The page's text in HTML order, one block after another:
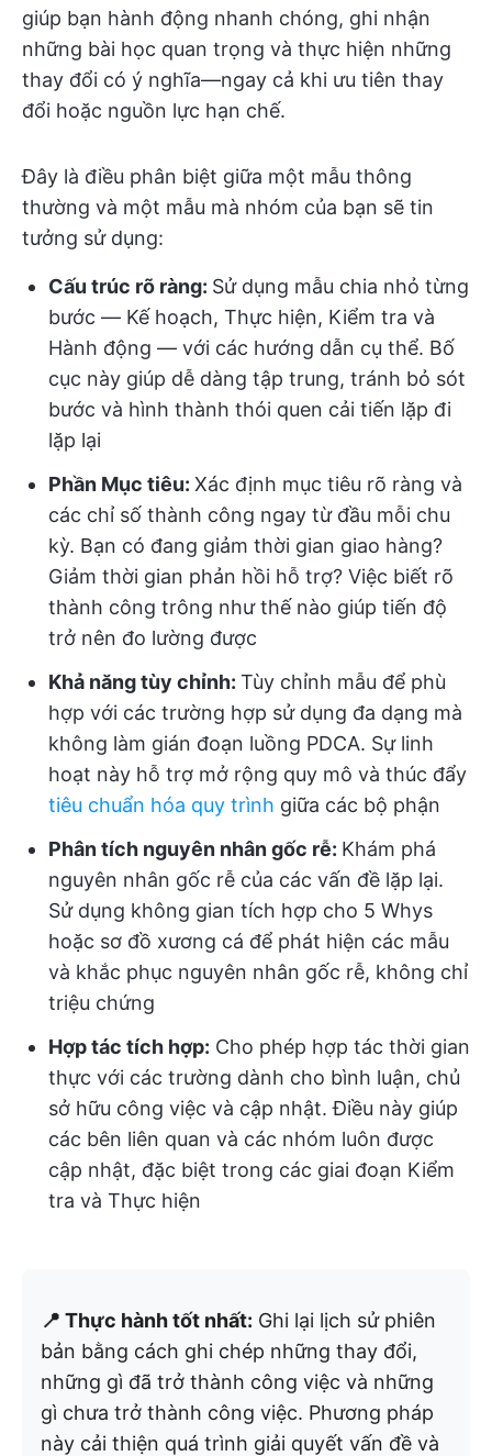
giúp bạn hành động nhanh chóng, ghi nhận
những bài học quan trọng và thực hiện những
thay đổi có ý nghĩa—ngay cả khi ưu tiên thay
đổi hoặc nguồn lực hạn chế.
Đây là điều phân biệt giữa một mẫu thông
thường và một mẫu mà nhóm của bạn sẽ tin
tưởng sử dụng:
Cấu trúc rõ ràng: Sử dụng mẫu chia nhỏ từng
bước — Kế hoạch, Thực hiện, Kiểm tra và
Hành động — với các hướng dẫn cụ thể. Bố
cục này giúp dễ dàng tập trung, tránh bỏ sót
bước và hình thành thói quen cải tiến lặp đi
lặp lại
Phần Mục tiêu: Xác định mục tiêu rõ ràng và
các chỉ số thành công ngay từ đầu mỗi chu
kỳ. Bạn có đang giảm thời gian giao hàng?
Giảm thời gian phản hồi hỗ trợ? Việc biết rõ
thành công trông như thế nào giúp tiến độ
trở nên đo lường được
Khả năng tùy chỉnh: Tùy chỉnh mẫu để phù
hợp với các trường hợp sử dụng đa dạng mà
không làm gián đoạn luồng PDCA. Sự linh
hoạt này hỗ trợ mở rộng quy mô và thúc đẩy
tiêu chuẩn hóa quy trình giữa các bộ phận
Phân tích nguyên nhân gốc rễ: Khám phá
nguyên nhân gốc rễ của các vấn đề lặp lại.
Sử dụng không gian tích hợp cho 5 Whys
hoặc sơ đồ xương cá để phát hiện các mẫu
và khắc phục nguyên nhân gốc rễ, không chỉ
triệu chứng
Hợp tác tích hợp: Cho phép hợp tác thời gian
thực với các trường dành cho bình luận, chủ
sở hữu công việc và cập nhật. Điều này giúp
các bên liên quan và các nhóm luôn được
cập nhật, đặc biệt trong các giai đoạn Kiểm
tra và Thực hiện
📍 Thực hành tốt nhất: Ghi lại lịch sử phiên
bản bằng cách ghi chép những thay đổi,
những gì đã trở thành công việc và những
gì chưa trở thành công việc. Phương pháp
này cải thiện quá trình giải quyết vấn đề và